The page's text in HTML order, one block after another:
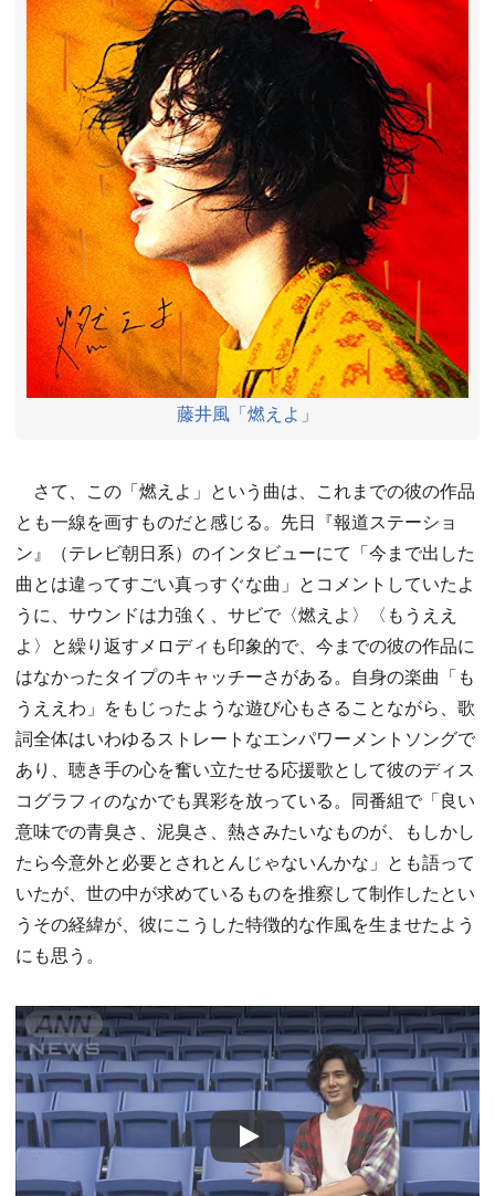
藤井風「燃えよ」
さて、この「燃えよ」という曲は、これまでの彼の作品
とも一線を画すものだと感じる。先日『報道ステーショ
ン』（テレビ朝日系）のインタビューにて「今まで出した
曲とは違ってすごい真っすぐな曲」とコメントしていたよ
うに、サウンドは力強く、サビで〈燃えよ〉〈もうええ
よ〉と繰り返すメロディも印象的で、今までの彼の作品に
はなかったタイプのキャッチーさがある。自身の楽曲「も
うええわ」をもじったような遊び心もさることながら、歌
詞全体はいわゆるストレートなエンパワーメントソングで
あり、聴き手の心を奮い立たせる応援歌として彼のディス
コグラフィのなかでも異彩を放っている。同番組で「良い
意味での青臭さ、泥臭さ、熱さみたいなものが、もしかし
たら今意外と必要とされとんじゃないんかな」とも語って
いたが、世の中が求めているものを推察して制作したとい
うその経緯が、彼にこうした特徴的な作風を生ませたよう
にも思う。
Play